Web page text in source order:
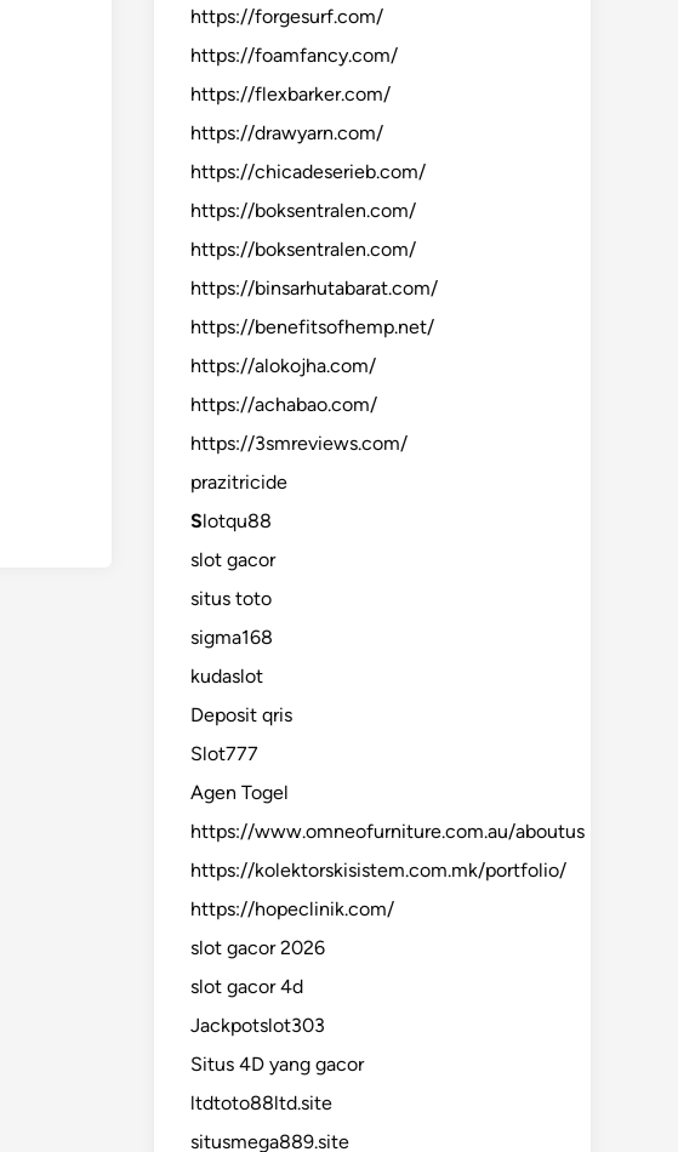
https://forgesurf.com/
https://foamfancy.com/
https://flexbarker.com/
https://drawyarn.com/
https://chicadeserieb.com/
https://boksentralen.com/
https://boksentralen.com/
https://binsarhutabarat.com/
https://benefitsofhemp.net/
https://alokojha.com/
https://achabao.com/
https://3smreviews.com/
prazitricide
Slotqu88
slot gacor
situs toto
sigma168
kudaslot
Deposit qris
Slot777
Agen Togel
https://www.omneofurniture.com.au/aboutus
https://kolektorskisistem.com.mk/portfolio/
https://hopeclinik.com/
slot gacor 2026
slot gacor 4d
Jackpotslot303
Situs 4D yang gacor
ltdtoto88ltd.site
situsmega889.site